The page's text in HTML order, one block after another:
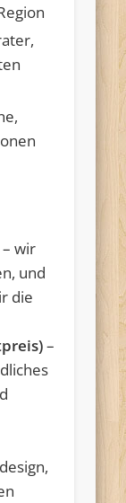
– wir
und
die
–